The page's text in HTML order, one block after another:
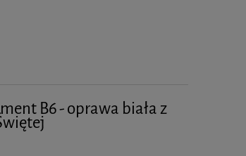
B6 - oprawa biała z